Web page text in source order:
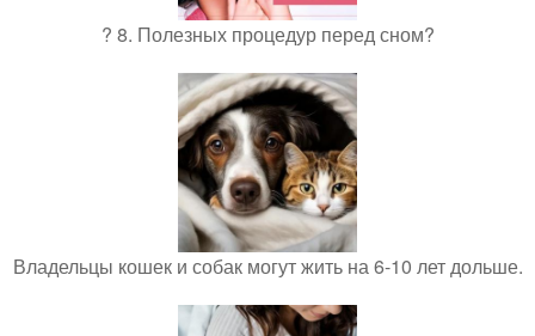
? 8. Полезных процедур перед сном?
Владельцы кошек и собак могут жить на 6-10 лет дольше.